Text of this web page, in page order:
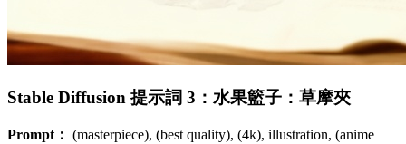
Stable Diffusion 提示詞 3：水果籃子：草摩夾
Prompt： (masterpiece), (best quality), (4k), illustration, (anime